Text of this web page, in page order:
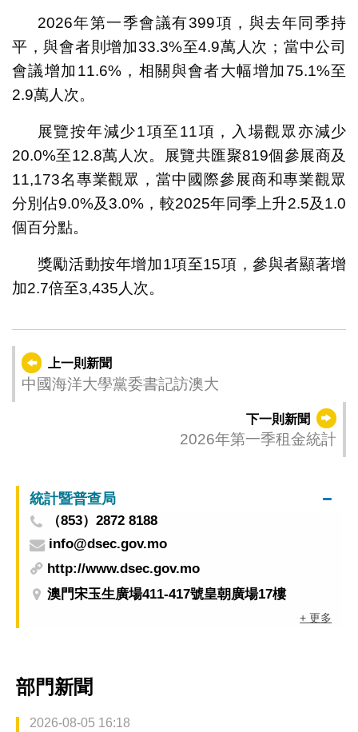
2026年第一季會議有399項，與去年同季持
平，與會者則增加33.3%至4.9萬人次；當中公司
會議增加11.6%，相關與會者大幅增加75.1%至
2.9萬人次。
展覽按年減少1項至11項，入場觀眾亦減少
20.0%至12.8萬人次。展覽共匯聚819個參展商及
11,173名專業觀眾，當中國際參展商和專業觀眾
分別佔9.0%及3.0%，較2025年同季上升2.5及1.0
個百分點。
獎勵活動按年增加1項至15項，參與者顯著增
加2.7倍至3,435人次。
上一則新聞
中國海洋大學黨委書記訪澳大
下一則新聞
2026年第一季租金統計
統計暨普查局
（853）2872 8188
info@dsec.gov.mo
http://www.dsec.gov.mo
澳門宋玉生廣場411-417號皇朝廣場17樓
+ 更多
部門新聞
2026-08-05 16:18